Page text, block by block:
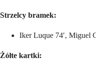
Strzelcy bramek:
Iker Luque 74′, Miguel
Żółte kartki: